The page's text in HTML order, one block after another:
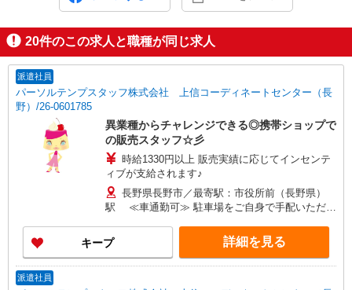
20件のこの求人と職種が同じ求人
派遣社員
パーソルテンプスタッフ株式会社 上信コーディネートセンター（長
野）/26-0601785
異業種からチャレンジできる◎携帯ショップで
の販売スタッフ☆彡
時給1330円以上 販売実績に応じてインセンテ
ィブが支給されます♪
長野県長野市／最寄駅：市役所前（長野県）
駅 ≪車通勤可≫ 駐車場をご自身で手配いただけ
キープ 詳細を見る
派遣社員